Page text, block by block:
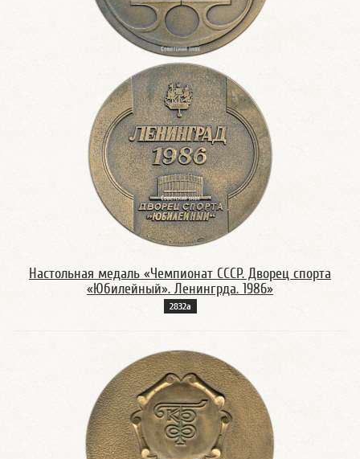
Настольная медаль «Чемпионат СССР. Дворец спорта
«Юбилейный». Ленингрда. 1986»
2832а